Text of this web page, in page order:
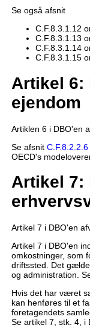
Se også afsnit
C.F.8.3.1.12
C.F.8.3.1.13
C.F.8.3.1.14
C.F.8.3.1.15
Artikel 6:
ejendom
Artiklen 6 i DBO'en
Se afsnit
OECD's
Artikel 7:
Artikel 7 i DBO'en
Artikel 7 i DBO'en
omkostninger, som
driftssted. Det
og administration.
Hvis det har været
kan henføres til et
foretagendets
Se artikel 7, stk. 4, i